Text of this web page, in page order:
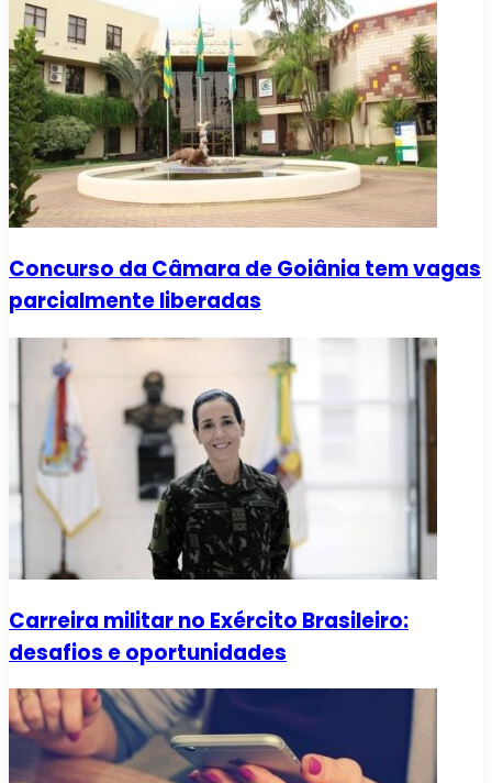
Concurso da Câmara de Goiânia tem vagas
parcialmente liberadas
Carreira militar no Exército Brasileiro:
desafios e oportunidades